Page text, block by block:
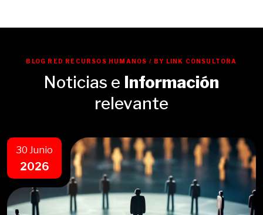
BLOG RED RECURSOS HUMANOS / BY LINK CONSULTORA
Noticias e Información
relevante
30 Junio
2026